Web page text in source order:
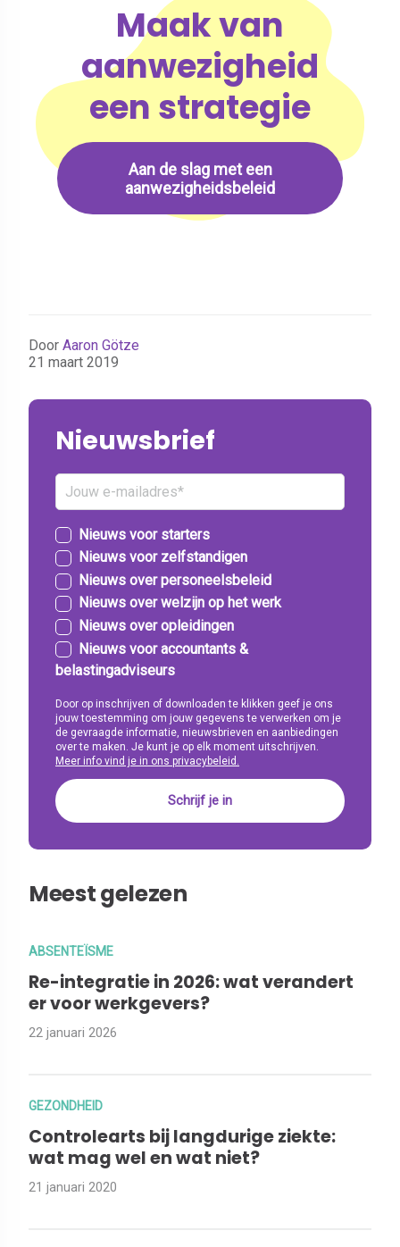
Maak van
aanwezigheid
een strategie
Aan de slag met een
aanwezigheidsbeleid
Door Aaron Götze
21 maart 2019
Nieuwsbrief
Nieuws voor starters
Nieuws voor zelfstandigen
Nieuws over personeelsbeleid
Nieuws over welzijn op het werk
Nieuws over opleidingen
Nieuws voor accountants &
belastingadviseurs
Door op inschrijven of downloaden te klikken geef je ons
jouw toestemming om jouw gegevens te verwerken om je
de gevraagde informatie, nieuwsbrieven en aanbiedingen
over te maken. Je kunt je op elk moment uitschrijven.
Meer info vind je in ons privacybeleid.
Meest gelezen
ABSENTEÏSME
Re-integratie in 2026: wat verandert
er voor werkgevers?
22 januari 2026
GEZONDHEID
Controlearts bij langdurige ziekte:
wat mag wel en wat niet?
21 januari 2020